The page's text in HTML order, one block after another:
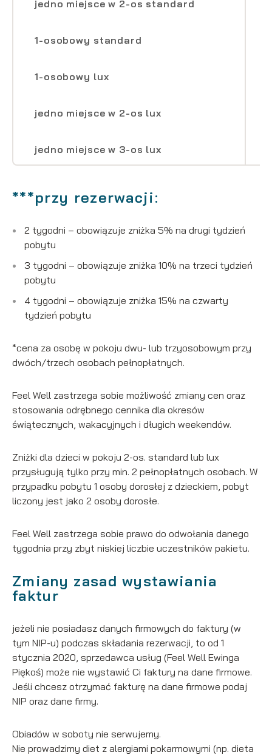
jedno miejsce w 2-os standard
1-osobowy standard
1-osobowy lux
jedno miejsce w 2-os lux
jedno miejsce w 3-os lux
***przy rezerwacji:
2 tygodni – obowiązuje zniżka 5% na drugi tydzień
pobytu
3 tygodni – obowiązuje zniżka 10% na trzeci tydzień
pobytu
4 tygodni – obowiązuje zniżka 15% na czwarty
tydzień pobytu
*cena za osobę w pokoju dwu- lub trzyosobowym przy
dwóch/trzech osobach pełnopłatnych.
Feel Well zastrzega sobie możliwość zmiany cen oraz
stosowania odrębnego cennika dla okresów
świątecznych, wakacyjnych i długich weekendów.
Zniżki dla dzieci w pokoju 2-os. standard lub lux
przysługują tylko przy min. 2 pełnopłatnych osobach. W
przypadku pobytu 1 osoby dorosłej z dzieckiem, pobyt
liczony jest jako 2 osoby dorosłe.
Feel Well zastrzega sobie prawo do odwołania danego
tygodnia przy zbyt niskiej liczbie uczestników pakietu.
Zmiany zasad wystawiania
faktur
jeżeli nie posiadasz danych firmowych do faktury (w
tym NIP-u) podczas składania rezerwacji, to od 1
stycznia 2020, sprzedawca usług (Feel Well Ewinga
Piękoś) może nie wystawić Ci faktury na dane firmowe.
Jeśli chcesz otrzymać fakturę na dane firmowe podaj
NIP oraz dane firmy.
Obiadów w soboty nie serwujemy.
Nie prowadzimy diet z alergiami pokarmowymi (np. dieta